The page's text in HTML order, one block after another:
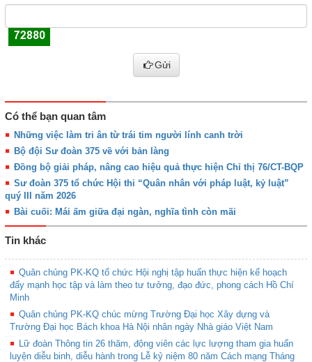
Gửi
Có thể bạn quan tâm
Những việc làm tri ân từ trái tim người lính canh trời
Bộ đội Sư đoàn 375 về với bản làng
Đồng bộ giải pháp, nâng cao hiệu quả thực hiện Chỉ thị 76/CT-BQP
Sư đoàn 375 tổ chức Hội thi “Quân nhân với pháp luật, kỷ luật”
quý III năm 2026
Bài cuối: Mái ấm giữa đại ngàn, nghĩa tình còn mãi
Tin khác
Quân chủng PK-KQ tổ chức Hội nghị tập huấn thực hiện kế hoạch
đẩy mạnh học tập và làm theo tư tưởng, đạo đức, phong cách Hồ Chí
Minh
Quân chủng PK-KQ chúc mừng Trường Đại học Xây dựng và
Trường Đại học Bách khoa Hà Nội nhân ngày Nhà giáo Việt Nam
Lữ đoàn Thông tin 26 thăm, động viên các lực lượng tham gia huấn
luyện diễu binh, diễu hành trong Lễ kỷ niệm 80 năm Cách mạng Tháng